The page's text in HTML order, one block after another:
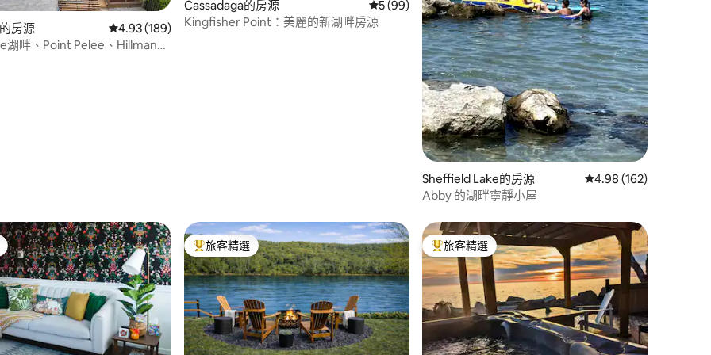
的平均評分（滿分 5 分）
房源 從 189 則評價中獲得 4.93 的平均評分（滿分 5 分）
4.93 (189)
湖畔、Point Pelee、Hillman
Cassadaga的房源 從 99 則評價中獲得 5 的平均評分（滿分 5 分）
5 (99)
Kingfisher Point：美麗的新湖畔房源
Sheffield Lake的房源 從 162 則評價中獲得
4.98 (162)
Abby 的湖畔寧靜小屋
旅客精選榜首
旅客精選 旅客精選榜首
旅客精選